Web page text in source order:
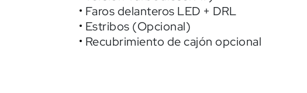
Faros delanteros LED + DRL
Estribos (Opcional)
Recubrimiento de cajón opcional